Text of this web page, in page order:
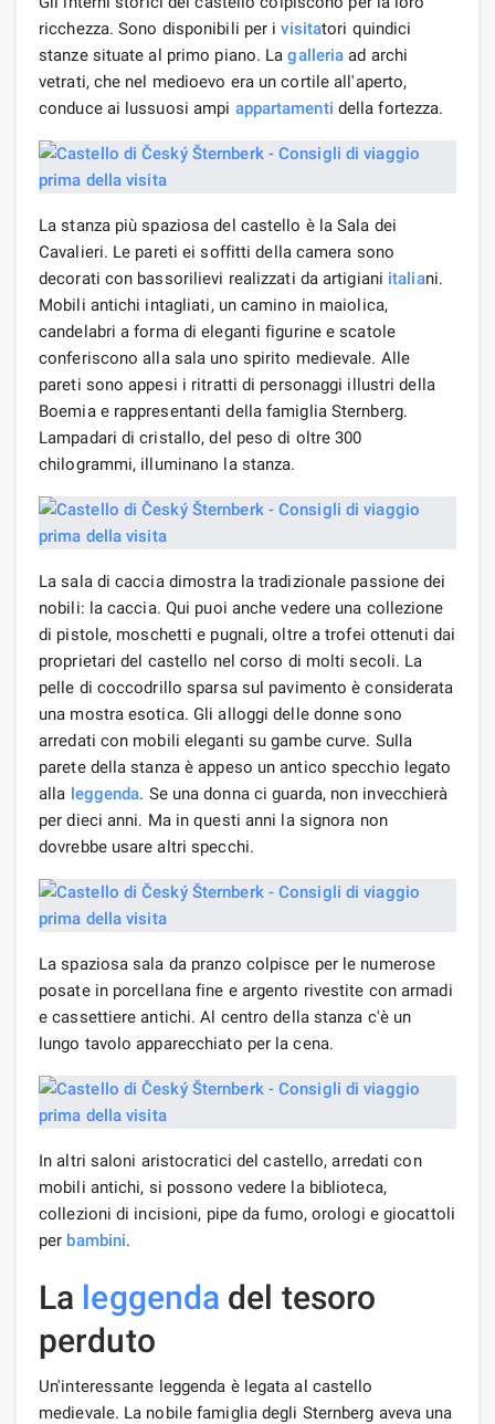
ricchezza. Sono disponibili per ivisitatori quindici
stanze situate al primo piano. Lagalleria ad archi
vetrati, che nel medioevo era un cortile all'aperto,
conduce ai lussuosi ampi appartamenti della fortezza.
La stanza più spaziosa del castello è la Sala dei
Cavalieri. Le pareti ei soffitti della camera sono
decorati con bassorilievi realizzati da artigiani italiani.
Mobili antichi intagliati, un camino in maiolica,
candelabri a forma di eleganti figurine e scatole
conferiscono alla sala uno spirito medievale. Alle
pareti sono appesi i ritratti di personaggi illustri della
Boemia e rappresentanti della famiglia Sternberg.
Lampadari di cristallo, del peso di oltre 300
chilogrammi, illuminano la stanza.
La sala di caccia dimostra la tradizionale passione dei
nobili: la caccia. Qui puoi anche vedere una collezione
di pistole, moschetti e pugnali, oltre a trofei ottenuti dai
proprietari del castello nel corso di molti secoli. La
pelle di coccodrillo sparsa sul pavimento è considerata
una mostra esotica. Gli alloggi delle donne sono
arredati con mobili eleganti su gambe curve. Sulla
parete della stanza è appeso un antico specchio legato
alla leggenda. Se una donna ci guarda, non invecchierà
per dieci anni. Ma in questi anni la signora non
dovrebbe usare altri specchi.
La spaziosa sala da pranzo colpisce per le numerose
posate in porcellana fine e argento rivestite con armadi
e cassettiere antichi. Al centro della stanza c'è un
lungo tavolo apparecchiato per la cena.
In altri saloni aristocratici del castello, arredati con
mobili antichi, si possono vedere la biblioteca,
collezioni di incisioni, pipe da fumo, orologi e giocattoli
per bambini.
La leggenda del tesoro
perduto
Un'interessante leggenda è legata al castello
medievale. La nobile famiglia degli Sternberg aveva una